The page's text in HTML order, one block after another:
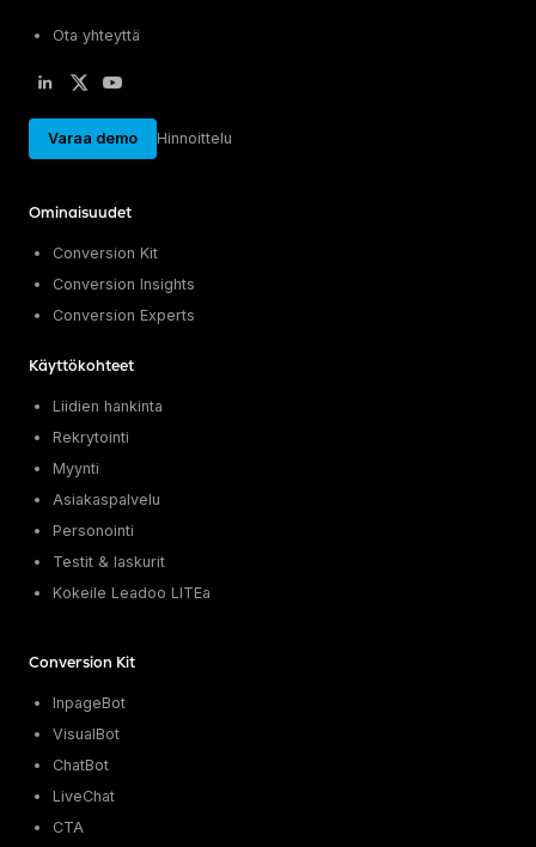
Ota yhteyttä
Varaa demo Hinnoittelu
Ominaisuudet
Conversion Kit
Conversion Insights
Conversion Experts
Käyttökohteet
Liidien hankinta
Rekrytointi
Myynti
Asiakaspalvelu
Personointi
Testit & laskurit
Kokeile Leadoo LITEa
Conversion Kit
InpageBot
VisualBot
ChatBot
LiveChat
CTA